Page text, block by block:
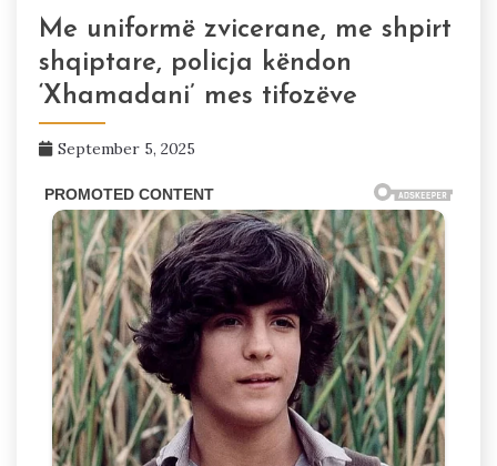
Me uniformë zvicerane, me shpirt
shqiptare, policja këndon
‘Xhamadani’ mes tifozëve
September 5, 2025